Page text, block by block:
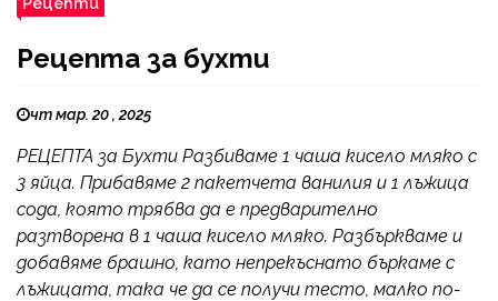
Рецепта за бухти
чт мар. 20 , 2025
РЕЦЕПТА за Бухти Разбиваме 1 чаша кисело мляко с
3 яйца. Прибавяме 2 пакетчета ванилия и 1 лъжица
сода, която трябва да е предварително
разтворена в 1 чаша кисело мляко. Разбъркваме и
добавяме брашно, като непрекъснато бъркаме с
лъжицата, така че да се получи тесто, малко по-